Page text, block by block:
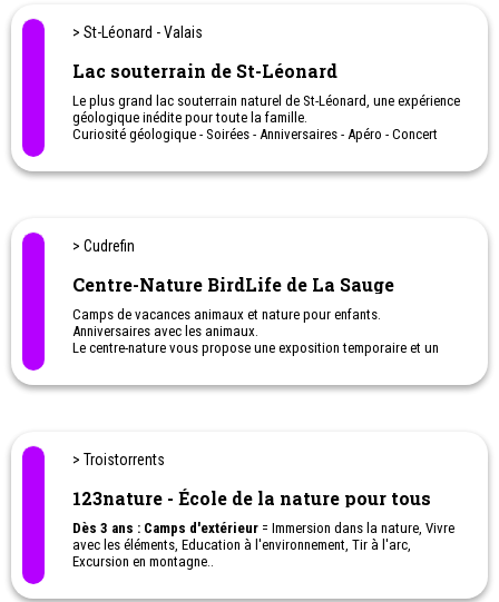
> St-Léonard - Valais
Lac souterrain de St-Léonard
Le plus grand lac souterrain naturel de St-Léonard, une expérience
géologique inédite pour toute la famille.
Curiosité géologique - Soirées - Anniversaires - Apéro - Concert
> Cudrefin
Centre-Nature BirdLife de La Sauge
Camps de vacances animaux et nature pour enfants.
Anniversaires avec les animaux.
Le centre-nature vous propose une exposition temporaire et un
> Troistorrents
123nature - École de la nature pour tous
Dès 3 ans : Camps d'extérieur = Immersion dans la nature, Vivre
avec les éléments, Education à l'environnement, Tir à l'arc,
Excursion en montagne..